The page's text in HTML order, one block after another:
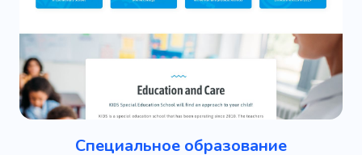
Специальное образование